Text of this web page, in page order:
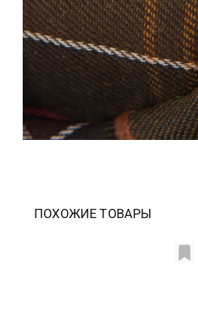
ПОХОЖИЕ ТОВАРЫ